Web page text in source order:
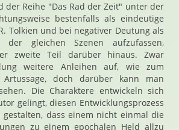
der Reihe "Das Rad der Zeit" unter der
bestenfalls als eindeutige
Tolkien und bei negativer Deutung als
der gleichen Szenen aufzufassen,
zweite Teil darüber hinaus. Zwar
weitere Anleihen auf, wie zum
doch darüber kann man
Die Charaktere entwickeln sich
gelingt, diesen Entwicklungsprozess
dass einem nicht einmal die
zu einem epochalen Held allzu